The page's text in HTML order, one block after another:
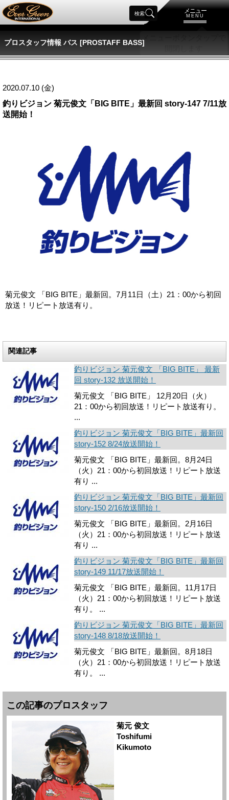
メニュー
MENU
検索
プロスタッフ情報 バス [PROSTAFF BASS]
2020.07.10 (金)
釣りビジョン 菊元俊文「BIG BITE」最新回 story-147 7/11放
送開始！
菊元俊文 「BIG BITE」最新回。7月11日（土）21：00から初回
放送！リピート放送有り。
関連記事
釣りビジョン 菊元俊文 「BIG BITE」 最新
回 story-132 放送開始！
菊元俊文 「BIG BITE」 12月20日（火）
21：00から初回放送！リピート放送有り。
...
釣りビジョン 菊元俊文「BIG BITE」最新回
story-152 8/24放送開始！
菊元俊文 「BIG BITE」最新回。8月24日
（火）21：00から初回放送！リピート放送
有り ...
釣りビジョン 菊元俊文「BIG BITE」最新回
story-150 2/16放送開始！
菊元俊文 「BIG BITE」最新回。2月16日
（火）21：00から初回放送！リピート放送
有り ...
釣りビジョン 菊元俊文「BIG BITE」最新回
story-149 11/17放送開始！
菊元俊文 「BIG BITE」最新回。11月17日
（火）21：00から初回放送！リピート放送
有り。 ...
釣りビジョン 菊元俊文「BIG BITE」最新回
story-148 8/18放送開始！
菊元俊文 「BIG BITE」最新回。8月18日
（火）21：00から初回放送！リピート放送
有り。 ...
この記事のプロスタッフ
菊元 俊文
Toshifumi
Kikumoto